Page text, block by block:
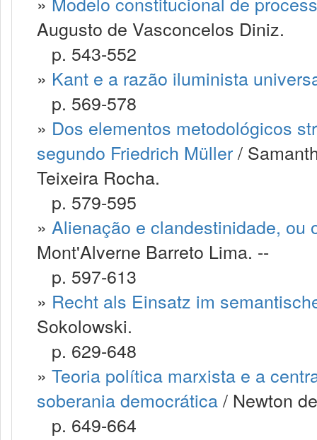
Augusto de Vasconcelos Diniz.
p. 543-552
» Kant e a razão iluminista
p. 569-578
» Dos elementos metodológicos
segundo Friedrich Müller/
Teixeira Rocha.
p. 579-595
» Alienação e clandestinidade, ou
Mont'Alverne Barreto Lima. --
p. 597-613
» Recht als Einsatz im
Sokolowski.
p. 629-648
» Teoria política marxista e a
soberania democrática/ Newton
p. 649-664